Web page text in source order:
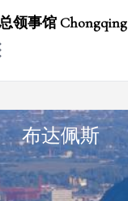
领事馆 Chongqing
main menu
布达佩斯